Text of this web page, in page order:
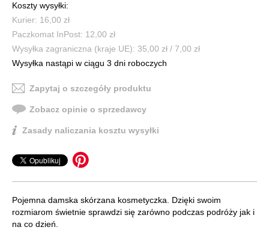
Koszty wysyłki:
Kurier: 16,00 zł
Paczkomat InPost: 12,00 zł
Wysyłka zagraniczna (kraje UE): 35,00 zł / 7,00 zł
Wysyłka nastąpi w ciągu 3 dni roboczych
Zapytaj o szczegóły produktu
Zobacz opinie o sprzedawcy
Zasady naliczania kosztu wysyłki
Pojemna damska skórzana kosmetyczka. Dzięki swoim
rozmiarom świetnie sprawdzi się zarówno podczas podróży jak i
na co dzień.